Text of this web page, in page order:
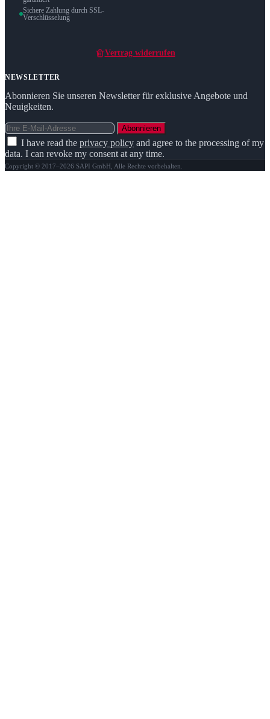
Sichere Zahlung durch SSL-
Verschlüsselung
Vertrag widerrufen
NEWSLETTER
Abonnieren Sie unseren Newsletter für exklusive Angebote und
Neuigkeiten.
Abonnieren
I have read the privacy policy and agree to the processing of my
data. I can revoke my consent at any time.
Copyright © 2017–2026 SAPI GmbH, Alle Rechte vorbehalten.